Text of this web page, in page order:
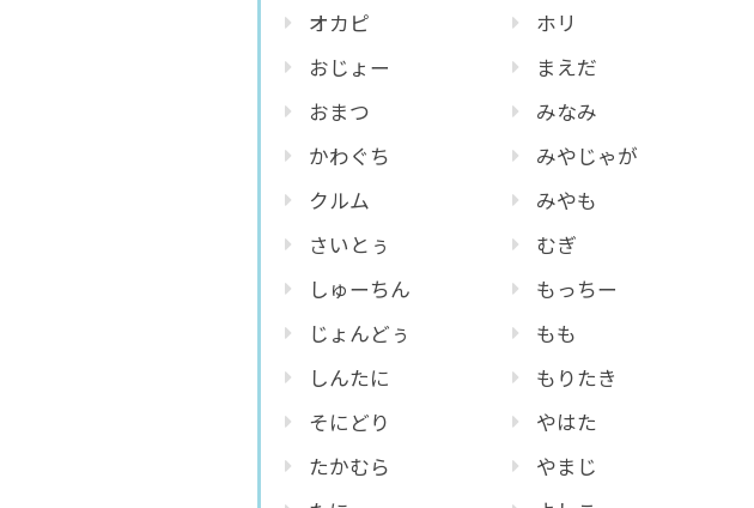
オカピ
おじょー
おまつ
かわぐち
クルム
さいとぅ
しゅーちん
じょんどぅ
しんたに
そにどり
たかむら
ホリ
まえだ
みなみ
みやじゃが
みやも
むぎ
もっちー
もも
もりたき
やはた
やまじ